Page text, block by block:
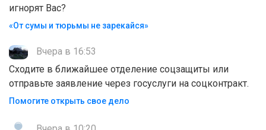
игнорят Вас?
«От сумы и тюрьмы не зарекайся»
Вчера в 16:53
Сходите в ближайшее отделение соцзащиты или
отправьте заявление через госуслуги на соцконтракт.
Помогите открыть свое дело